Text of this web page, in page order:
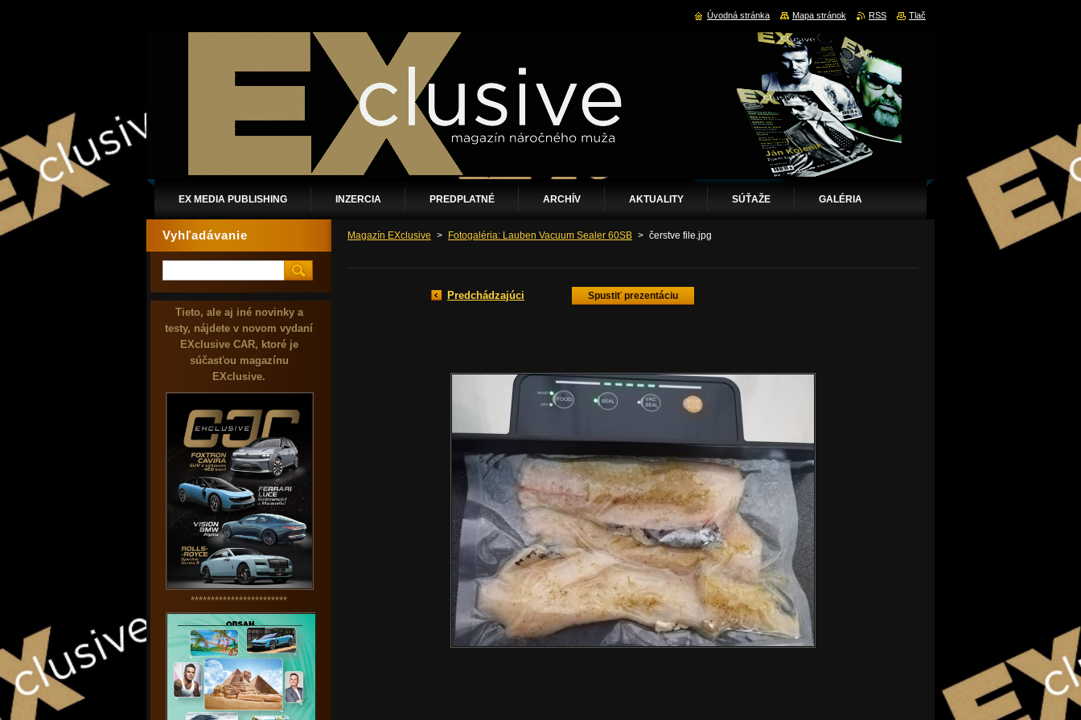
EX MEDIA PUBLISHING INZERCIA PREDPLATNÉ ARCHÍV AKTUALITY SÚŤAŽE GALÉRIA
Magazín EXclusive > Fotogaléria: Lauben Vacuum Sealer 60SB > čerstve file.jpg
Predchádzajúci Spustiť prezentáciu
Vyhľadávanie
Tieto, ale aj iné novinky a
testy, nájdete v novom vydaní
EXclusive CAR, ktoré je
súčasťou magazínu
EXclusive.
************************
Úvodná stránka Mapa stránok RSS Tlač